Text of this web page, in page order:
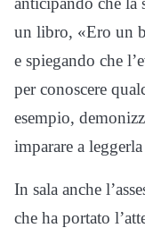
un libro, «Ero un
e spiegando che
per conoscere
esempio,
imparare a
In sala anche
che ha portato